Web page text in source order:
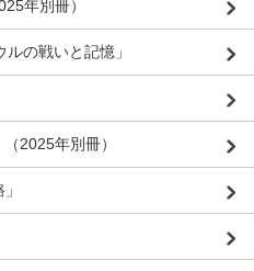
年別冊）
の戦いと記憶」
2025年別冊）